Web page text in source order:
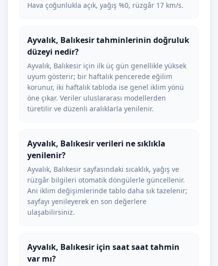
Hava çoğunlukla açık, yağış %0, rüzgâr 17 km/s.
Ayvalık, Balıkesir tahminlerinin doğruluk
düzeyi nedir?
Ayvalık, Balıkesir için ilk üç gün genellikle yüksek
uyum gösterir; bir haftalık pencerede eğilim
korunur, iki haftalık tabloda ise genel iklim yönü
öne çıkar. Veriler uluslararası modellerden
türetilir ve düzenli aralıklarla yenilenir.
Ayvalık, Balıkesir verileri ne sıklıkla
yenilenir?
Ayvalık, Balıkesir sayfasındaki sıcaklık, yağış ve
rüzgâr bilgileri otomatik döngülerle güncellenir.
Ani iklim değişimlerinde tablo daha sık tazelenir;
sayfayı yenileyerek en son değerlere
ulaşabilirsiniz.
Ayvalık, Balıkesir için saat saat tahmin
var mı?